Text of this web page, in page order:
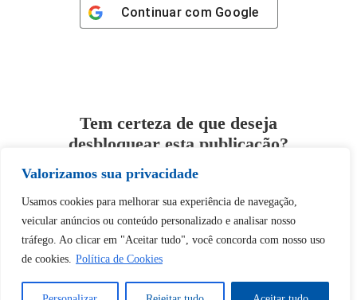
Valorizamos sua privacidade
Usamos cookies para melhorar sua experiência de navegação,
veicular anúncios ou conteúdo personalizado e analisar nosso
tráfego. Ao clicar em "Aceitar tudo", você concorda com nosso uso
de cookies. Política de Cookies
Continuar com Google
Tem certeza de que deseja
desbloquear esta publicação?
Sim Não